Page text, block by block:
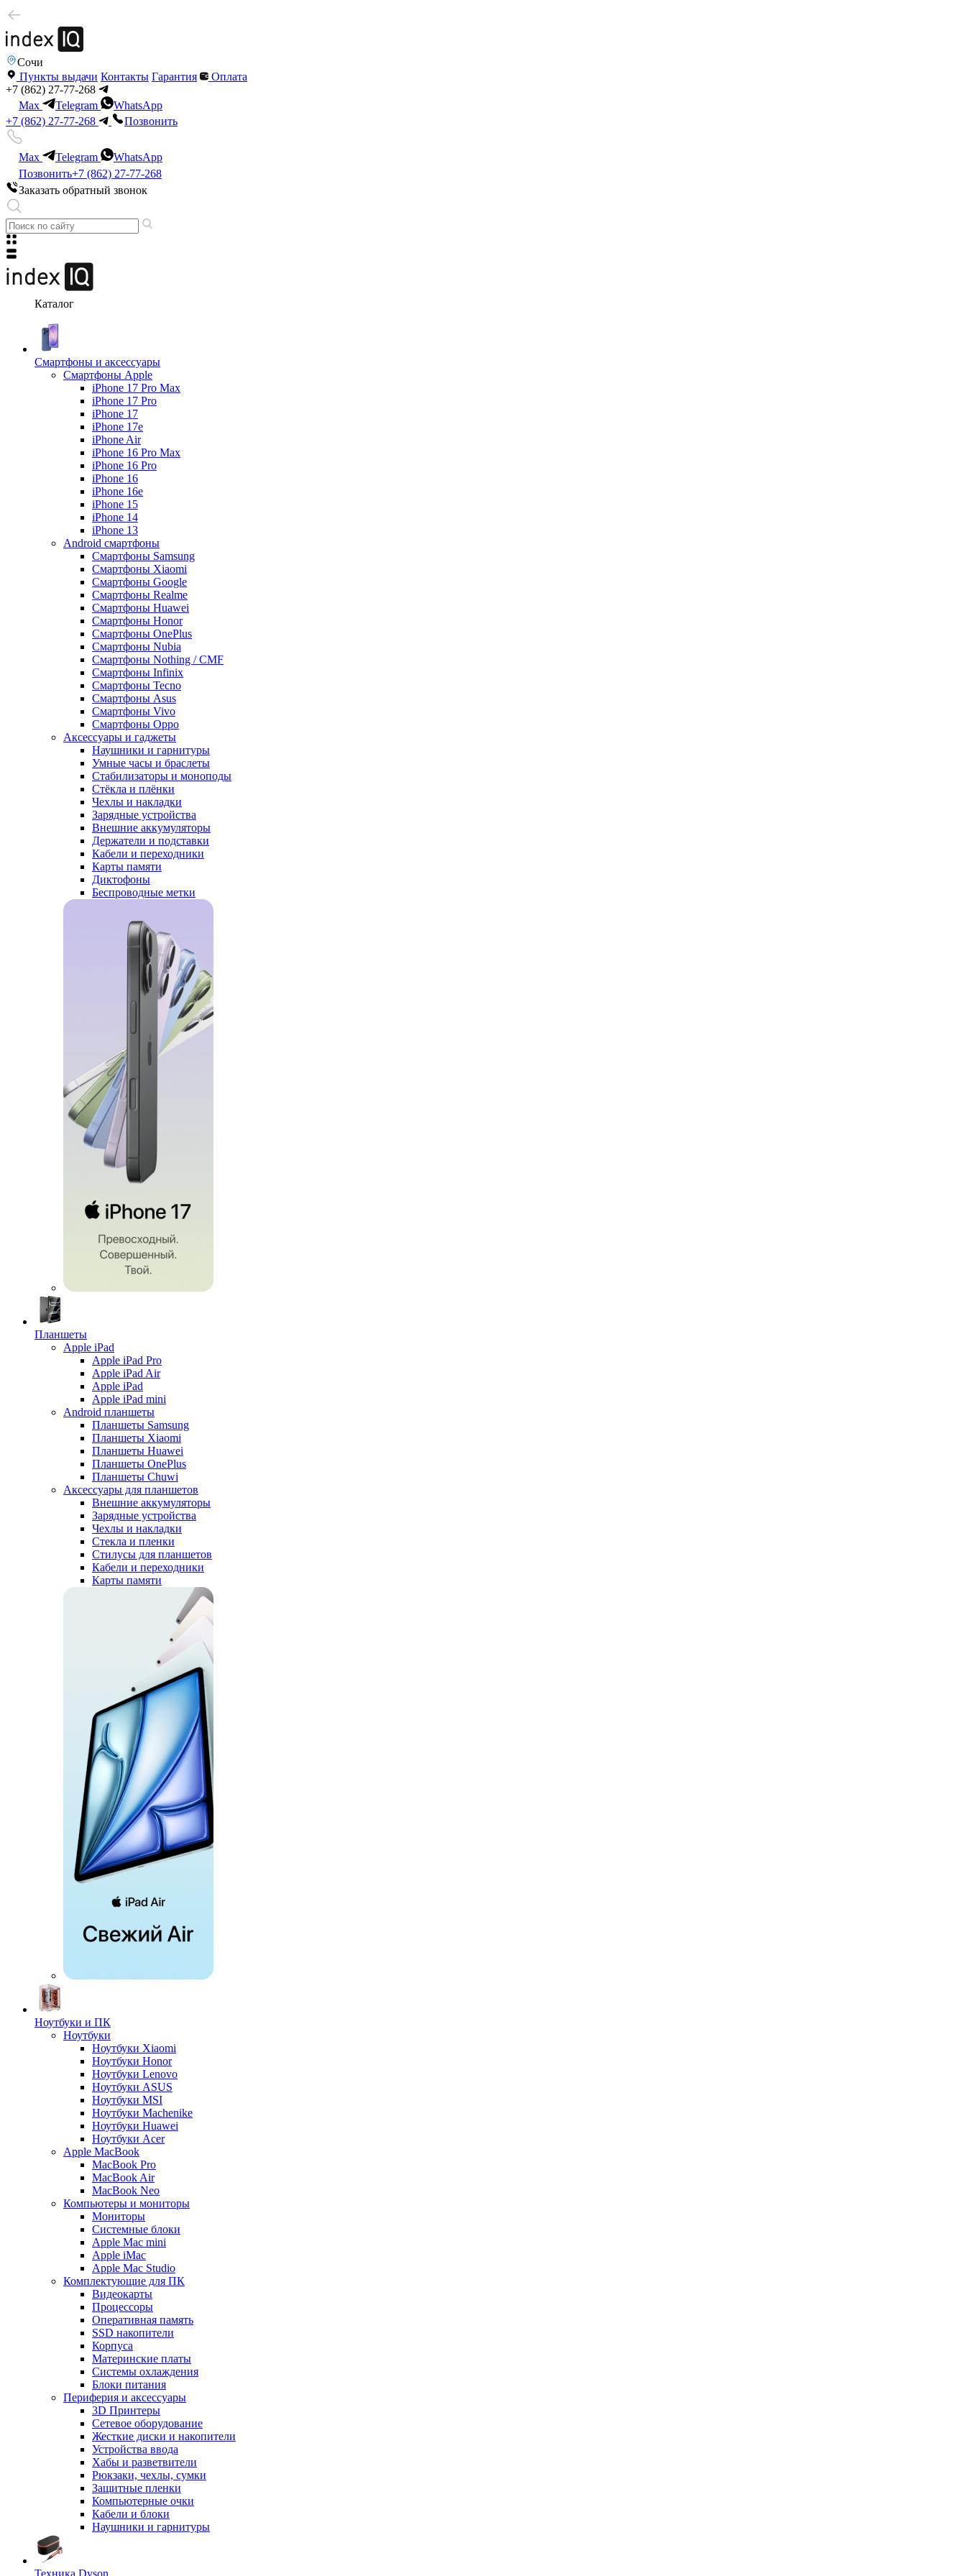
Сочи
Пункты выдачи Контакты Гарантия
Оплата
+7 (862) 27-77-268
Max
Telegram
WhatsApp
+7 (862) 27-77-268
Позвонить
Max Telegram
WhatsApp
Позвонить+7 (862) 27-77-268
Заказать обратный звонок
Каталог
Смартфоны и аксессуары
Смартфоны Apple
iPhone 17 Pro Max
iPhone 17 Pro
iPhone 17
iPhone 17e
iPhone Air
iPhone 16 Pro Max
iPhone 16 Pro
iPhone 16
iPhone 16e
iPhone 15
iPhone 14
iPhone 13
Android cмартфоны
Смартфоны Samsung
Смартфоны Xiaomi
Смартфоны Google
Смартфоны Realme
Смартфоны Huawei
Смартфоны Honor
Смартфоны OnePlus
Смартфоны Nubia
Смартфоны Nothing / CMF
Смартфоны Infinix
Смартфоны Tecno
Смартфоны Asus
Смартфоны Vivo
Смартфоны Oppo
Аксессуары и гаджеты
Наушники и гарнитуры
Умные часы и браслеты
Стабилизаторы и моноподы
Стёкла и плёнки
Чехлы и накладки
Зарядные устройства
Внешние аккумуляторы
Держатели и подставки
Кабели и переходники
Карты памяти
Диктофоны
Беспроводные метки
Планшеты
Apple iPad
Apple iPad Pro
Apple iPad Air
Apple iPad
Apple iPad mini
Android планшеты
Планшеты Samsung
Планшеты Xiaomi
Планшеты Huawei
Планшеты OnePlus
Планшеты Chuwi
Аксессуары для планшетов
Внешние аккумуляторы
Зарядные устройства
Чехлы и накладки
Стекла и пленки
Стилусы для планшетов
Кабели и переходники
Карты памяти
Ноутбуки и ПК
Ноутбуки
Ноутбуки Xiaomi
Ноутбуки Honor
Ноутбуки Lenovo
Ноутбуки ASUS
Ноутбуки MSI
Ноутбуки Machenike
Ноутбуки Huawei
Ноутбуки Acer
Apple MacBook
MacBook Pro
MacBook Air
MacBook Neo
Компьютеры и мониторы
Мониторы
Системные блоки
Apple Mac mini
Apple iMac
Apple Mac Studio
Комплектующие для ПК
Видеокарты
Процессоры
Оперативная память
SSD накопители
Корпуса
Материнские платы
Системы охлаждения
Блоки питания
Периферия и аксессуары
3D Принтеры
Сетевое оборудование
Жесткие диски и накопители
Устройства ввода
Хабы и разветвители
Рюкзаки, чехлы, сумки
Защитные пленки
Компьютерные очки
Кабели и блоки
Наушники и гарнитуры
Техника Dyson